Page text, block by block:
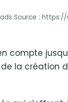
Source :
compte
la création